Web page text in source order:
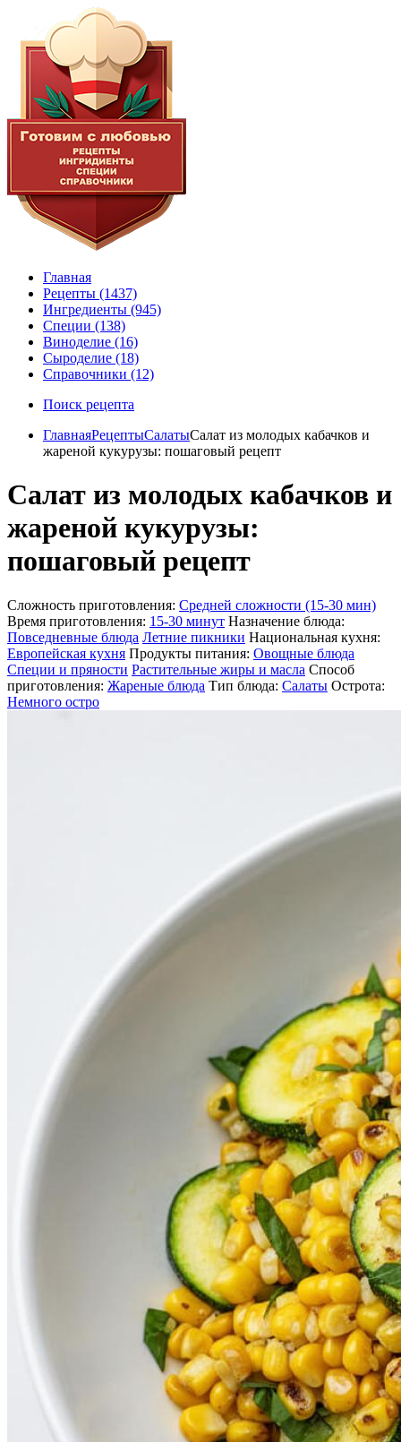
Главная
Рецепты (1437)
Ингредиенты (945)
Специи (138)
Виноделие (16)
Сыроделие (18)
Справочники (12)
Поиск рецепта
ГлавнаяРецептыСалатыСалат из молодых кабачков и
жареной кукурузы: пошаговый рецепт
Салат из молодых кабачков и
жареной кукурузы:
пошаговый рецепт
Сложность приготовления: Средней сложности (15-30 мин)
Время приготовления: 15-30 минут Назначение блюда:
Повседневные блюда Летние пикники Национальная кухня:
Европейская кухня Продукты питания: Овощные блюда
Специи и пряности Растительные жиры и масла Способ
приготовления: Жареные блюда Тип блюда: Салаты Острота:
Немного остро